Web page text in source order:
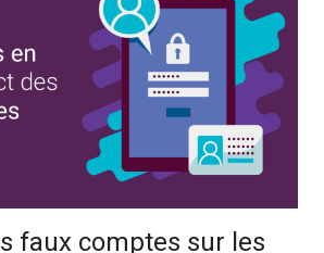
faux comptes sur les